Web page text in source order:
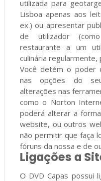
utilizada para
Lisboa apenas aos
ex.) ou apresentar
de utilizador
restaurante a um
culinária regularmente,
Você detém o poder
nas opções do
alterações nas
como o Norton
poderá alterar a
website, ou outros
não permitir que faça
fóruns da nossa e de
Ligações a
O DVD Capas possui